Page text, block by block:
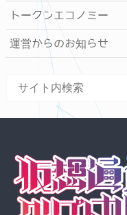
トークンエコノミー
運営からのお知らせ